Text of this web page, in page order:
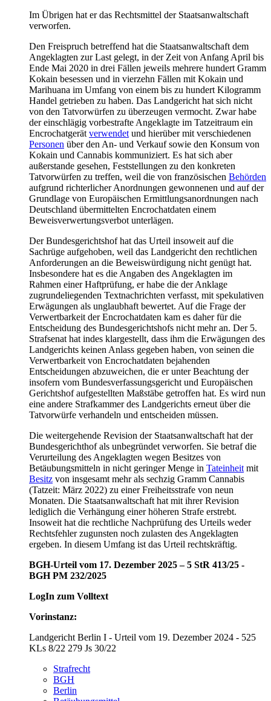
Im Übrigen hat er das Rechtsmittel der Staatsanwaltschaft
verworfen.
Den Freispruch betreffend hat die Staatsanwaltschaft dem
Angeklagten zur Last gelegt, in der Zeit von Anfang April bis
Ende Mai 2020 in drei Fällen jeweils mehrere hundert Gramm
Kokain besessen und in vierzehn Fällen mit Kokain und
Marihuana im Umfang von einem bis zu hundert Kilogramm
Handel getrieben zu haben. Das Landgericht hat sich nicht
von den Tatvorwürfen zu überzeugen vermocht. Zwar habe
der einschlägig vorbestrafte Angeklagte im Tatzeitraum ein
Encrochatgerät verwendet und hierüber mit verschiedenen
Personen über den An- und Verkauf sowie den Konsum von
Kokain und Cannabis kommuniziert. Es hat sich aber
außerstande gesehen, Feststellungen zu den konkreten
Tatvorwürfen zu treffen, weil die von französischen Behörden
aufgrund richterlicher Anordnungen gewonnenen und auf der
Grundlage von Europäischen Ermittlungsanordnungen nach
Deutschland übermittelten Encrochatdaten einem
Beweisverwertungsverbot unterlägen.
Der Bundesgerichtshof hat das Urteil insoweit auf die
Sachrüge aufgehoben, weil das Landgericht den rechtlichen
Anforderungen an die Beweiswürdigung nicht genügt hat.
Insbesondere hat es die Angaben des Angeklagten im
Rahmen einer Haftprüfung, er habe die der Anklage
zugrundeliegenden Textnachrichten verfasst, mit spekulativen
Erwägungen als unglaubhaft bewertet. Auf die Frage der
Verwertbarkeit der Encrochatdaten kam es daher für die
Entscheidung des Bundesgerichtshofs nicht mehr an. Der 5.
Strafsenat hat indes klargestellt, dass ihm die Erwägungen des
Landgerichts keinen Anlass gegeben haben, von seinen die
Verwertbarkeit von Encrochatdaten bejahenden
Entscheidungen abzuweichen, die er unter Beachtung der
insofern vom Bundesverfassungsgericht und Europäischen
Gerichtshof aufgestellten Maßstäbe getroffen hat. Es wird nun
eine andere Strafkammer des Landgerichts erneut über die
Tatvorwürfe verhandeln und entscheiden müssen.
Die weitergehende Revision der Staatsanwaltschaft hat der
Bundesgerichthof als unbegründet verworfen. Sie betraf die
Verurteilung des Angeklagten wegen Besitzes von
Betäubungsmitteln in nicht geringer Menge in Tateinheit mit
Besitz von insgesamt mehr als sechzig Gramm Cannabis
(Tatzeit: März 2022) zu einer Freiheitsstrafe von neun
Monaten. Die Staatsanwaltschaft hat mit ihrer Revision
lediglich die Verhängung einer höheren Strafe erstrebt.
Insoweit hat die rechtliche Nachprüfung des Urteils weder
Rechtsfehler zugunsten noch zulasten des Angeklagten
ergeben. In diesem Umfang ist das Urteil rechtskräftig.
BGH-Urteil vom 17. Dezember 2025 – 5 StR 413/25 -
BGH PM 232/2025
LogIn zum Volltext
Vorinstanz:
Landgericht Berlin I - Urteil vom 19. Dezember 2024 - 525
KLs 8/22 279 Js 30/22
Strafrecht
BGH
Berlin